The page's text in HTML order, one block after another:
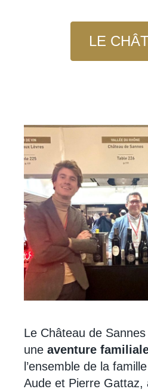
LE
Le Château de
une aventure
l’ensemble de la
Aude et Pierre Gattaz,